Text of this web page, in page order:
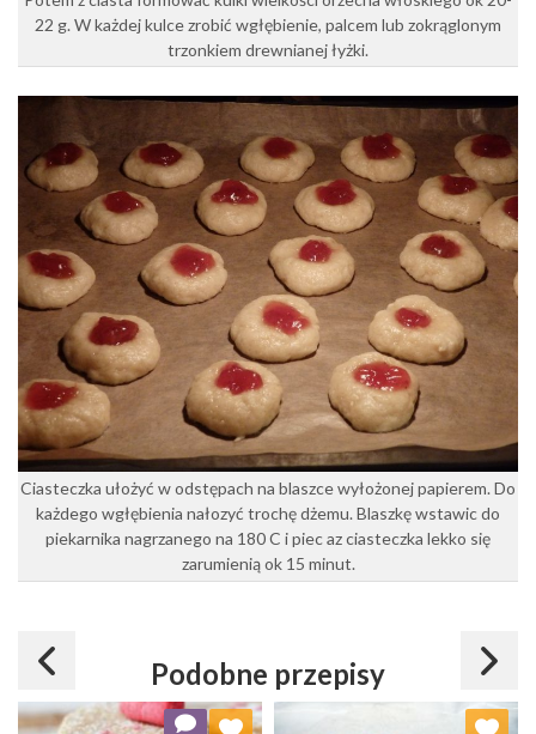
22 g. W każdej kulce zrobić wgłębienie, palcem lub zokrąglonym
trzonkiem drewnianej łyżki.
Ciasteczka ułożyć w odstępach na blaszce wyłożonej papierem. Do
każdego wgłębienia nałozyć trochę dżemu. Blaszkę wstawic do
piekarnika nagrzanego na 180 C i piec az ciasteczka lekko się
zarumienią ok 15 minut.
Podobne przepisy
Dodaj do ulubionych Dodaj do ulubionych